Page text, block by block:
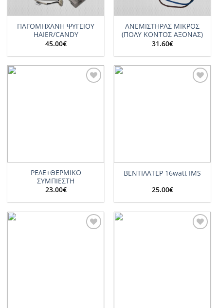
ΠΑΓΟΜΗΧΑΝΗ ΨΥΓΕΙΟΥ
HAIER/CANDY
45.00€
ΑΝΕΜΙΣΤΗΡΑΣ ΜΙΚΡΟΣ
(ΠΟΛΥ ΚΟΝΤΟΣ ΑΞΟΝΑΣ)
31.60€
ΡΕΛΕ+ΘΕΡΜΙΚΟ
ΣΥΜΠΙΕΣΤΗ
23.00€
ΒΕΝΤΙΛΑΤΕΡ 16watt IMS
25.00€